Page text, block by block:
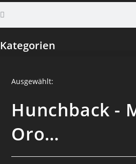
Kategorien
Ausgewählt:
Hunchback -
Oro…